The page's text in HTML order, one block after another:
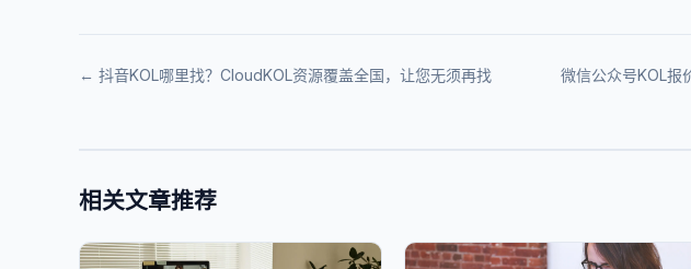
← 抖音KOL哪里找？CloudKOL资源覆盖全国，让您无须再找 微信公众号KOL报
相关文章推荐